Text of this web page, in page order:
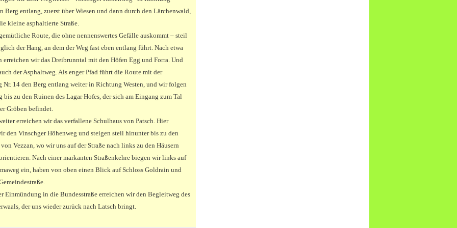
Berg entlang, zuerst über Wiesen und dann durch den Lärchenwald,
kleine asphaltierte Straße.
Route, die ohne nennenswertes Gefälle auskommt – steil
der Hang, an dem der Weg fast eben entlang führt. Nach etwa
erreichen wir das Dreibrunntal mit den Höfen Egg und Forra. Und
der Asphaltweg. Als enger Pfad führt die Route mit der
Nr. 14 den Berg entlang weiter in Richtung Westen, und wir folgen
bis zu den Ruinen des Lagar Hofes, der sich am Eingang zum Tal
Gröben befindet.
erreichen wir das verfallene Schulhaus von Patsch. Hier
den Vinschger Höhenweg und steigen steil hinunter bis zu den
Vezzan, wo wir uns auf der Straße nach links zu den Häusern
Nach einer markanten Straßenkehre biegen wir links auf
ein, haben von oben einen Blick auf Schloss Goldrain und
Einmündung in die Bundesstraße erreichen wir den Begleitweg des
der uns wieder zurück nach Latsch bringt.